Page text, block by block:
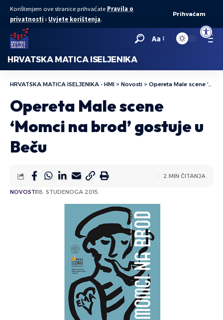
Open
Korištenjem ove stranice prihvaćate Pravila o
privatnosti i Uvjete korištenja.
Prihvaćam
Aa
HRVATSKA MATICA ISELJENIKA
HRVATSKA MATICA ISELJENIKA - HMI > Novosti > Opereta Male scene ‘Momci na brod’ gostuje u Beču
Opereta Male scene
‘Momci na brod’ gostuje u
Beču
NOVOSTI18. STUDENOGA 2015.
2 MIN ČITANJA